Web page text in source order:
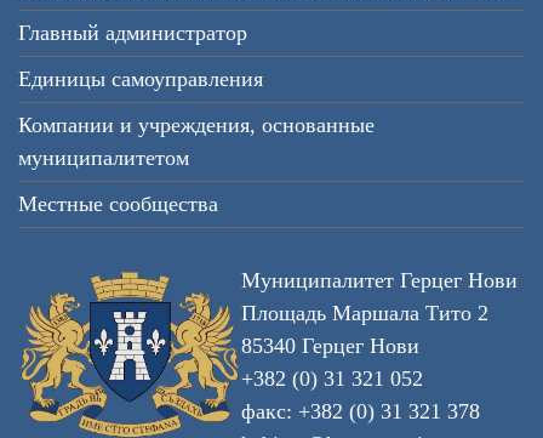
Главный администратор
Единицы самоуправления
Компании и учреждения, основанные
муниципалитетом
Местные сообщества
Муниципалитет Герцег Нови
Площадь Маршала Тито 2
85340 Герцег Нови
+382 (0) 31 321 052
факс: +382 (0) 31 321 378